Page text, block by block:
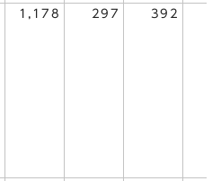
1,178 297 392